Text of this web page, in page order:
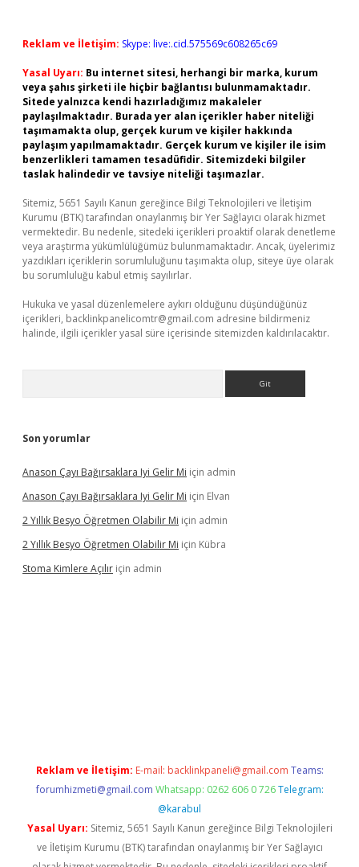
Reklam ve İletişim: Skype: live:.cid.575569c608265c69
Yasal Uyarı: Bu internet sitesi, herhangi bir marka, kurum
veya şahıs şirketi ile hiçbir bağlantısı bulunmamaktadır.
Sitede yalnızca kendi hazırladığımız makaleler
paylaşılmaktadır. Burada yer alan içerikler haber niteliği
taşımamakta olup, gerçek kurum ve kişiler hakkında
paylaşım yapılmamaktadır. Gerçek kurum ve kişiler ile isim
benzerlikleri tamamen tesadüfidir. Sitemizdeki bilgiler
taslak halindedir ve tavsiye niteliği taşımazlar.
Sitemiz, 5651 Sayılı Kanun gereğince Bilgi Teknolojileri ve İletişim
Kurumu (BTK) tarafından onaylanmış bir Yer Sağlayıcı olarak hizmet
vermektedir. Bu nedenle, sitedeki içerikleri proaktif olarak denetleme
veya araştırma yükümlülüğümüz bulunmamaktadır. Ancak, üyelerimiz
yazdıkları içeriklerin sorumluluğunu taşımakta olup, siteye üye olarak
bu sorumluluğu kabul etmiş sayılırlar.
Hukuka ve yasal düzenlemelere aykırı olduğunu düşündüğünüz
içerikleri, backlinkpanelicomtr@gmail.com adresine bildirmeniz
halinde, ilgili içerikler yasal süre içerisinde sitemizden kaldırılacaktır.
Son yorumlar
Anason Çayı Bağırsaklara Iyi Gelir Mi için admin
Anason Çayı Bağırsaklara Iyi Gelir Mi için Elvan
2 Yıllık Besyo Öğretmen Olabilir Mi için admin
2 Yıllık Besyo Öğretmen Olabilir Mi için Kübra
Stoma Kimlere Açılır için admin
Reklam ve İletişim: E-mail: backlinkpaneli@gmail.com Teams:
forumhizmeti@gmail.com Whatsapp: 0262 606 0 726 Telegram:
@karabul
Yasal Uyarı: Sitemiz, 5651 Sayılı Kanun gereğince Bilgi Teknolojileri
ve İletişim Kurumu (BTK) tarafından onaylanmış bir Yer Sağlayıcı